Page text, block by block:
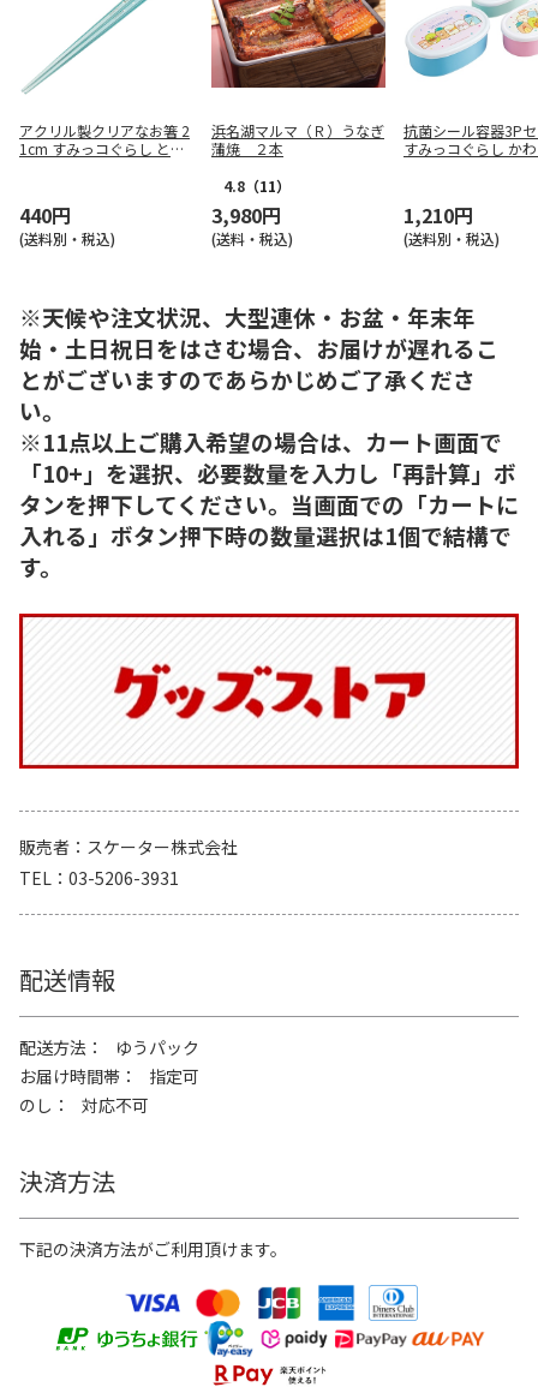
アクリル製クリアなお箸 2
1cm すみっコぐらし とか
440円
(送料別・税込)
浜名湖マルマ（Ｒ）うなぎ
蒲焼 ２本
4.8 （11）
3,980円
(送料・税込)
抗菌シール容器3P
すみっコぐらし か
1,210円
(送料別・税込)
※天候や注文状況、大型連休・お盆・年末年
始・土日祝日をはさむ場合、お届けが遅れるこ
とがございますのであらかじめご了承くださ
い。
※11点以上ご購入希望の場合は、カート画面で
「10+」を選択、必要数量を入力し「再計算」ボ
タンを押下してください。当画面での「カートに
入れる」ボタン押下時の数量選択は1個で結構で
す。
販売者
スケーター株式会社
TEL
03-5206-3931
配送情報
配送方法
ゆうパック
お届け時間帯
指定可
のし
対応不可
決済方法
下記の決済方法がご利用頂けます。